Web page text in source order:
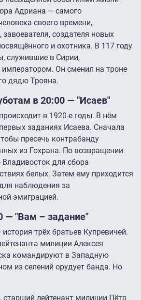
Адриана — самого
своего времени,
завоевателя, создателя новых
и охотника. В 117 году
служившие в Сирии,
императором. Он сменил на троне
дядю Трояна.
в 20:00 — "Исаев"
в 1920-е годы. В нём
заданиях Исаева. Сначала
пресечь контрабанду
из Гохрана. По возвращении
для сбора
белых. Затем ему приходится
наблюдения за
эмиграцией.
— "Вам – задание"
трёх братьев Купревичей.
милиции Алексея
командируют в Западную
из селений орудует банда. Но
старший лейтенант милиции Пётр